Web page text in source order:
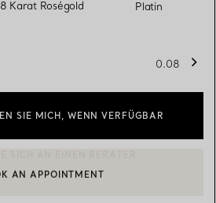
Karat Roségold Platin
0.08
SIE MICH, WENN VERFÜGBAR
KONTAKTIEREN ODER EINEN
AN APPOINTMENT